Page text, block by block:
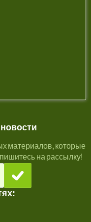
from Pet Bottles
материалов, которые
на рассылку!